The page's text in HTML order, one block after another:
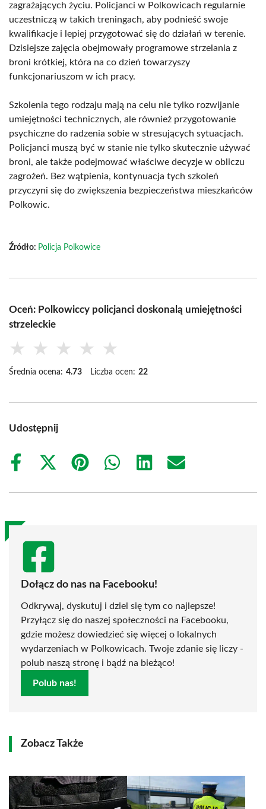
zagrażających życiu. Policjanci w Polkowicach regularnie
uczestniczą w takich treningach, aby podnieść swoje
kwalifikacje i lepiej przygotować się do działań w terenie.
Dzisiejsze zajęcia obejmowały programowe strzelania z
broni krótkiej, która na co dzień towarzyszy
funkcjonariuszom w ich pracy.
Szkolenia tego rodzaju mają na celu nie tylko rozwijanie
umiejętności technicznych, ale również przygotowanie
psychiczne do radzenia sobie w stresujących sytuacjach.
Policjanci muszą być w stanie nie tylko skutecznie używać
broni, ale także podejmować właściwe decyzje w obliczu
zagrożeń. Bez wątpienia, kontynuacja tych szkoleń
przyczyni się do zwiększenia bezpieczeństwa mieszkańców
Polkowic.
Źródło: Policja Polkowice
Oceń: Polkowiccy policjanci doskonalą umiejętności
strzeleckie
★ ★ ★ ★ ★
Średnia ocena: 4.73 Liczba ocen: 22
Udostępnij
Share
Share
(Twitter)
Share
Share
Share
Share
Dołącz do nas na Facebooku!
Odkrywaj, dyskutuj i dziel się tym co najlepsze!
Przyłącz się do naszej społeczności na Facebooku,
gdzie możesz dowiedzieć się więcej o lokalnych
wydarzeniach w Polkowicach. Twoje zdanie się liczy -
polub naszą stronę i bądź na bieżąco!
Polub nas!
Zobacz Także